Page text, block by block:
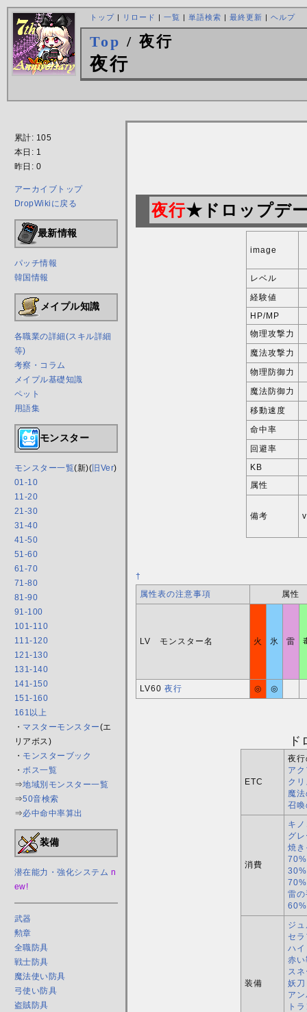
トップ| リロード | 一覧 | 単語検索 | 最終更新 | ヘルプ
Top / 夜行
夜行
累計: 105
本日: 1
昨日: 0
アーカイブトップ
DropWikiに戻る
最新情報
パッチ情報
韓国情報
メイプル知識
各職業の詳細(スキル詳細
等)
考察・コラム
メイプル基礎知識
ペット
用語集
モンスター
モンスター一覧(新)( 旧Ver)
01-10
11-20
21-30
31-40
41-50
51-60
61-70
71-80
81-90
91-100
101-110
111-120
121-130
131-140
141-150
151-160
161以上
・ マスターモンスター(エ
リアボス)
・ モンスターブック
・ ボス一覧
⇒地域別モンスター一覧
⇒50音検索
⇒必中命中率算出
装備
潜在能力・強化システム n
ew!
武器
勲章
全職防具
戦士防具
魔法使い防具
弓使い防具
盗賊防具
夜行★ドロップデ
image
レベル
経験値
HP/MP
物理攻撃力
魔法攻撃力
物理防御力
魔法防御力
移動速度
命中率
回避率
KB
属性
備考
†
属性表の注意事項
属性
LV モンスター名 火 氷 雷
LV60 夜行 ◎ ◎
ETC
夜
ア
ク
魔
召
消費
キ
グ
焼
雷
装備
ジ
セ
ハ
赤い
ス
妖刀
ア
ト